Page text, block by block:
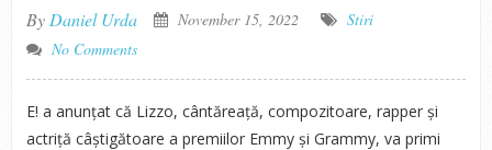
By Daniel Urda November 15, 2022
Stiri
No Comments
E! a anunțat că Lizzo, cântăreață, compozitoare, rapper și
actriță câștigătoare a premiilor Emmy și Grammy, va primi